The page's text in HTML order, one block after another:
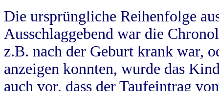
Die ursprüngliche Reihenfolge
Ausschlaggebend war die
z.B. nach der Geburt krank war,
anzeigen konnten, wurde das
auch vor, dass der Taufeintrag